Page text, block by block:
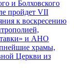
и Болховского
пройдет VII
к воскресению
и АНО
храмы,
Церкви из